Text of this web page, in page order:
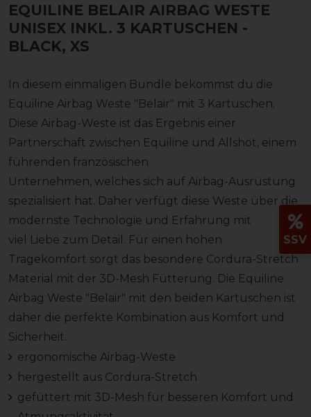
EQUILINE BELAIR AIRBAG WESTE
UNISEX INKL. 3 KARTUSCHEN -
BLACK, XS
In diesem einmaligen Bundle bekommst du die
Equiline Airbag Weste "Belair" mit 3 Kartuschen.
Diese Airbag-Weste ist das Ergebnis einer
Partnerschaft zwischen Equiline und Allshot, einem
führenden französischen
Unternehmen, welches sich auf Airbag-Ausrüstung
spezialisiert hat. Daher verfügt diese Weste über die
modernste Technologie und Erfahrung mit
viel Liebe zum Detail. Für einen hohen
Tragekomfort sorgt das besondere Cordura-Stretch
Material mit der 3D-Mesh Fütterung. Die Equiline
Airbag Weste "Belair" mit den beiden Kartuschen ist
daher die perfekte Kombination aus Komfort und
Sicherheit.
ergonomische Airbag-Weste
hergestellt aus Cordura-Stretch
gefüttert mit 3D-Mesh für besseren Komfort und
SSV